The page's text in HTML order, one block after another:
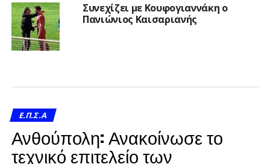
Συνεχίζει με Κουφογιαννάκη ο
Πανιώνιος Καισαριανής
Ε.Π.Σ.Α
Ανθούπολη: Ανακοίνωσε το
τεχνικό επιτελείο των